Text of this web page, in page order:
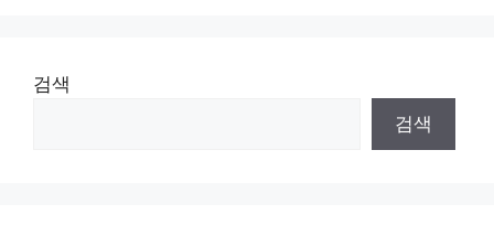
검색
검색